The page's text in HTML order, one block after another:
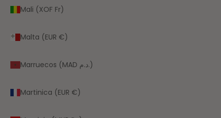
Mali (XOF Fr)
Malta (EUR €)
Marruecos (MAD د.م.)
Martinica (EUR €)